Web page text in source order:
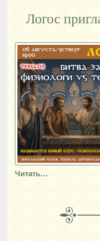
Логос
Читать…